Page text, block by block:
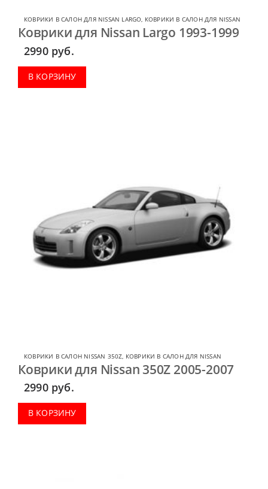
КОВРИКИ В САЛОН ДЛЯ NISSAN LARGO, КОВРИКИ В САЛОН ДЛЯ NISSAN
Коврики для Nissan Largo 1993-1999
2990 руб.
В КОРЗИНУ
КОВРИКИ В САЛОН NISSAN 350Z КОВРИКИ В САЛОН ДЛЯ NISSAN
Коврики для Nissan 350Z 2005-2007
2990 руб.
В КОРЗИНУ